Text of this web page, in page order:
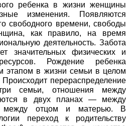
ребенка в жизни женщины
изменения. Появляются
свободного времени, свободы
как правило, на время
деятельность. Забота
значительных физических и
Рождение ребенка
этапом в жизни семьи в целом
Происходит перераспределение
семьи, отношения между
в двух планах — между
отцом и матерью. В
переход к родительству